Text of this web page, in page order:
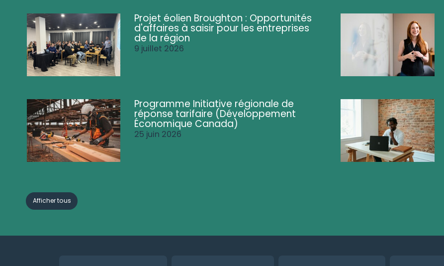
Projet éolien Broughton : Opportunités
d'affaires à saisir pour les entreprises
de la région
9 juillet 2026
Programme Initiative régionale de
réponse tarifaire (Développement
Économique Canada)
25 juin 2026
Afficher tous